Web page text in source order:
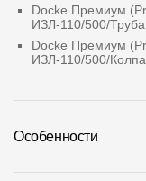
Где
Контакты
Docke Премиум
ИЗЛ-110/500/
Docke Премиум
ИЗЛ-110/500/
Особенности